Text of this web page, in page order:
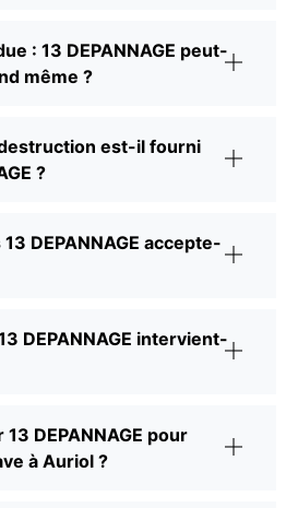
: 13 DEPANNAGE peut-
même ?
est-il fourni
?
DEPANNAGE accepte-
DEPANNAGE intervient-
DEPANNAGE pour
à Auriol ?